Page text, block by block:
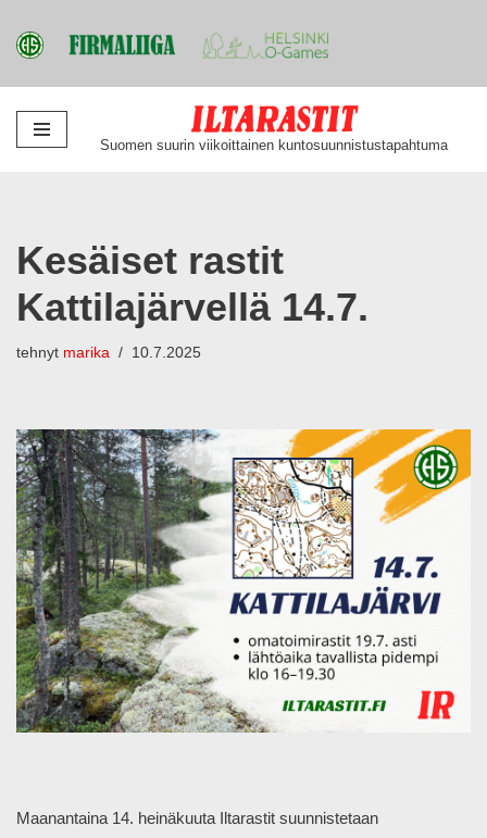
Siirry
Suomen suurin viikoittainen kuntosuunnistustapahtuma
Kesäiset rastit
Kattilajärvellä 14.7.
tehnyt marika 10.7.2025
Maanantaina 14. heinäkuuta Iltarastit suunnistetaan